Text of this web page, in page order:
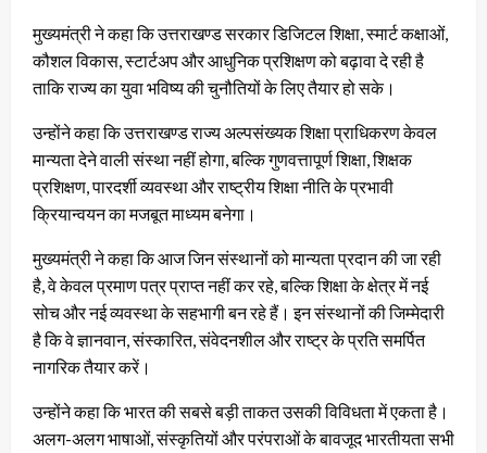
मुख्यमंत्री ने कहा कि उत्तराखण्ड सरकार डिजिटल शिक्षा, स्मार्ट कक्षाओं,
कौशल विकास, स्टार्टअप और आधुनिक प्रशिक्षण को बढ़ावा दे रही है
ताकि राज्य का युवा भविष्य की चुनौतियों के लिए तैयार हो सके।
उन्होंने कहा कि उत्तराखण्ड राज्य अल्पसंख्यक शिक्षा प्राधिकरण केवल
मान्यता देने वाली संस्था नहीं होगा, बल्कि गुणवत्तापूर्ण शिक्षा, शिक्षक
प्रशिक्षण, पारदर्शी व्यवस्था और राष्ट्रीय शिक्षा नीति के प्रभावी
क्रियान्वयन का मजबूत माध्यम बनेगा।
मुख्यमंत्री ने कहा कि आज जिन संस्थानों को मान्यता प्रदान की जा रही
है, वे केवल प्रमाण पत्र प्राप्त नहीं कर रहे, बल्कि शिक्षा के क्षेत्र में नई
सोच और नई व्यवस्था के सहभागी बन रहे हैं। इन संस्थानों की जिम्मेदारी
है कि वे ज्ञानवान, संस्कारित, संवेदनशील और राष्ट्र के प्रति समर्पित
नागरिक तैयार करें।
उन्होंने कहा कि भारत की सबसे बड़ी ताकत उसकी विविधता में एकता है।
अलग-अलग भाषाओं, संस्कृतियों और परंपराओं के बावजूद भारतीयता सभी